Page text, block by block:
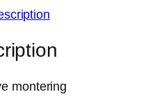
montering